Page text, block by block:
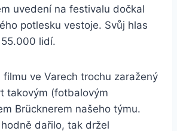
uvedení na festivalu dočkal
potlesku vestoje. Svůj hlas
lidí.
filmu ve Varech trochu zaražený
takovým (fotbalovým
Brücknerem našeho týmu.
dařilo, tak držel